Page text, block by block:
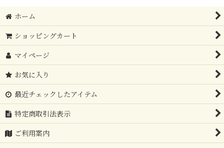
ホーム
ショッピングカート
マイページ
お気に入り
最近チェックしたアイテム
特定商取引法表示
ご利用案内